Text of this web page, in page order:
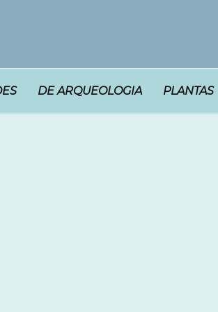
DE ARQUEOLOGIA PLANTAS